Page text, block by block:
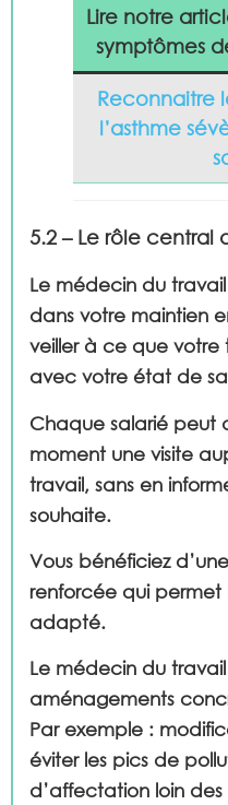
Lire notre
symptômes
Reconnaitre
l’asthme
5.2 – Le rôle
Le médecin du
dans votre maintien
veiller à ce que
avec votre état de
Chaque salarié peut
moment une visite
travail, sans en
souhaite.
Vous bénéficiez
renforcée qui permet
adapté.
Le médecin du
aménagements
Par exemple :
éviter les pics de
d’affectation loin des